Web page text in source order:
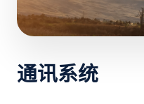
通讯系统